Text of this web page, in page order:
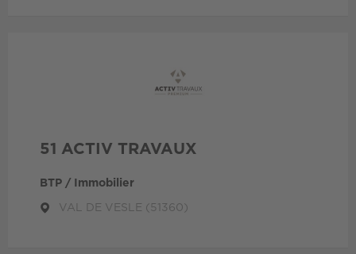
51 ACTIV TRAVAUX
BTP / Immobilier
VAL DE VESLE (51360)